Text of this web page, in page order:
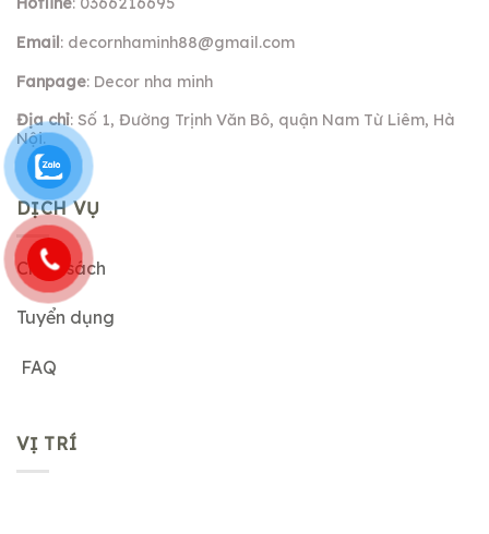
Email: decornhaminh88@gmail.com
Fanpage: Decor nha minh
Địa chỉ: Số 1, Đường Trịnh Văn Bô, quận Nam Từ Liêm, Hà
Nội.
DỊCH VỤ
Chính sách
Tuyển dụng
FAQ
VỊ TRÍ